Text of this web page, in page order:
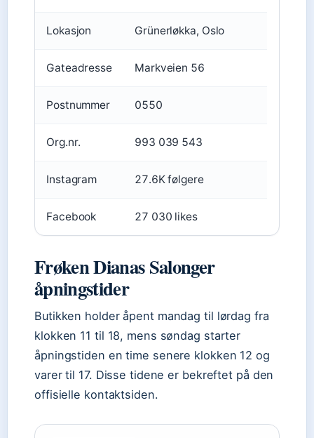
Lokasjon Grünerløkka, Oslo
Gateadresse Markveien 56
Postnummer 0550
Org.nr. 993 039 543
Instagram 27.6K følgere
Facebook 27 030 likes
Frøken Dianas Salonger
åpningstider
Butikken holder åpent mandag til lørdag fra
klokken 11 til 18, mens søndag starter
åpningstiden en time senere klokken 12 og
varer til 17. Disse tidene er bekreftet på den
offisielle kontaktsiden.